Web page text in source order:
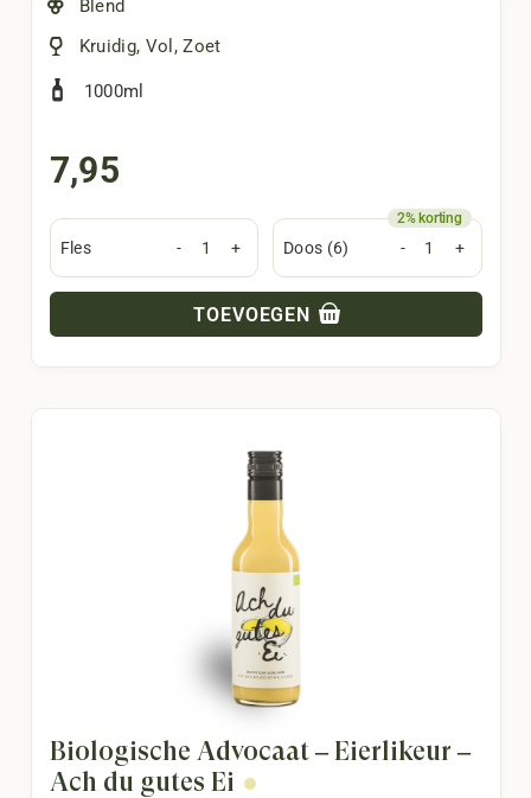
Blend
Kruidig, Vol ,Zoet
1000ml
7,95
Fles - + Doos (6) - +
TOEVOEGEN
Biologische Advocaat – Eierlikeur –
Ach du gutes Ei